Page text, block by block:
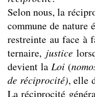
Selon nous, la
commune de
restreinte au face à
ternaire, justice
devient la Loi(
de réciprocité), elle
La réciprocité